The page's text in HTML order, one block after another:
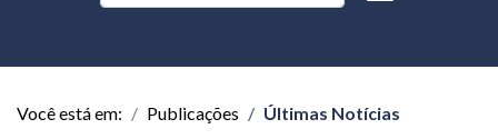
Você está em: Publicações Últimas Notícias